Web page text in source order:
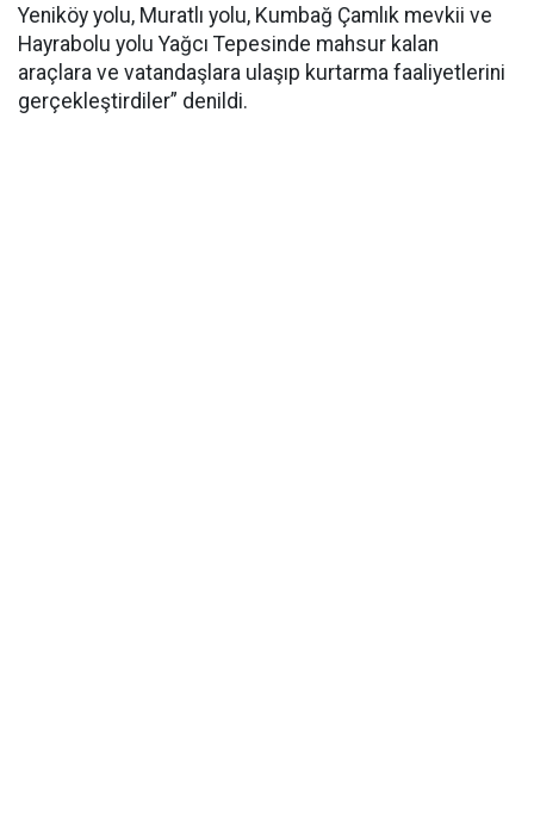
Yeniköy yolu, Muratlı yolu, Kumbağ Çamlık mevkii ve
Hayrabolu yolu Yağcı Tepesinde mahsur kalan
araçlara ve vatandaşlara ulaşıp kurtarma faaliyetlerini
gerçekleştirdiler” denildi.